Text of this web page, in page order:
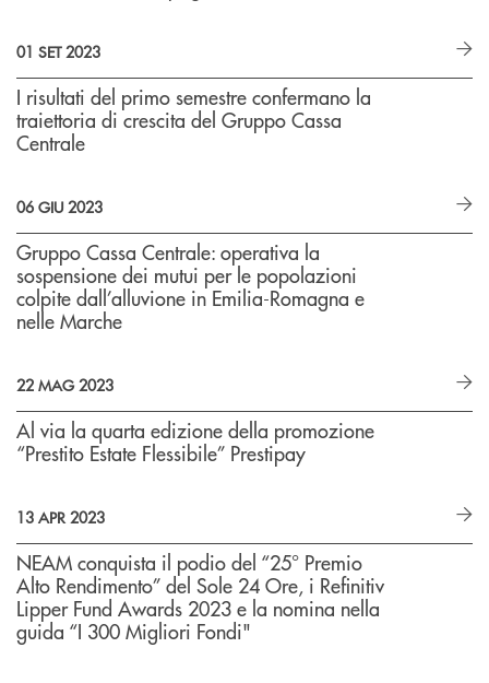
01 SET 2023
I risultati del primo semestre confermano la
traiettoria di crescita del Gruppo Cassa
Centrale
06 GIU 2023
Gruppo Cassa Centrale: operativa la
sospensione dei mutui per le popolazioni
colpite dall’alluvione in Emilia-Romagna e
nelle Marche
22 MAG 2023
Al via la quarta edizione della promozione
“Prestito Estate Flessibile” Prestipay
13 APR 2023
NEAM conquista il podio del “25° Premio
Alto Rendimento” del Sole 24 Ore, i Refinitiv
Lipper Fund Awards 2023 e la nomina nella
guida “I 300 Migliori Fondi"